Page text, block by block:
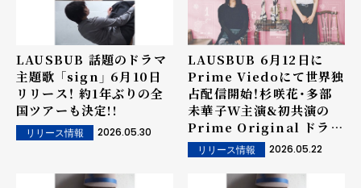
LAUSBUB 話題のドラマ
主題歌 「sign」 6月10日
リリース！ 約1年ぶりの全
国ツアーも決定!!
リリース情報 2026.05.30
LAUSBUB 6月12日に
Prime Viedoにて世界独
占配信開始！杉咲花・多部
未華子W主演&初共演の
Prime Original ドラマ
シリーズ『クロエマ』書き
下ろし新曲「sign」が主題
歌に決定！
リリース情報 2026.05.22